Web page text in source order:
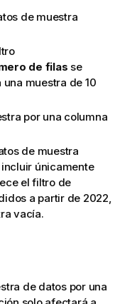
de muestra
de filas se
muestra de 10
por una columna
de muestra
únicamente
el filtro de
a partir de 2022,
vacía.
de datos por una